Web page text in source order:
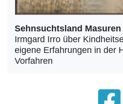
Sehnsuchtsland Masuren
Irmgard Irro über
eigene Erfahrungen in der
Vorfahren